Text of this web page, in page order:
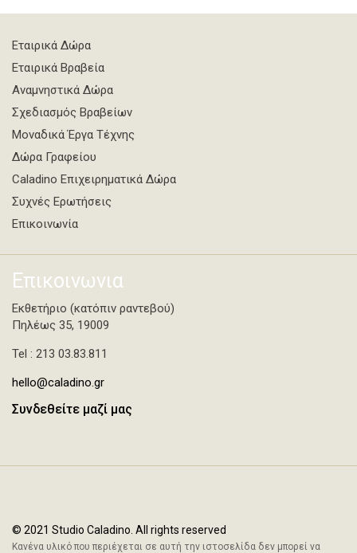
Εταιρικά Δώρα
Εταιρικά Βραβεία
Αναμνηστικά Δώρα
Σχεδιασμός Βραβείων
Μοναδικά Έργα Τέχνης
Δώρα Γραφείου
Caladino Επιχειρηματικά Δώρα
Συχνές Ερωτήσεις
Επικοινωνία
Επικοινωνια
Εκθετήριο (κατόπιν ραντεβού)
Πηλέως 35, 19009
Tel : 213 03.83.811
hello@caladino.gr
Συνδεθείτε μαζί μας
© 2021 Studio Caladino. All rights reserved
Κανένα υλικό που περιέχεται σε αυτή την ιστοσελίδα δεν μπορεί να